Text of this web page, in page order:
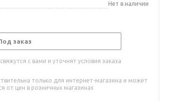
Нет в наличии
заказ
с вами и уточнят условия заказа
только для интернет-магазина и может
от цен в розничных магазинах